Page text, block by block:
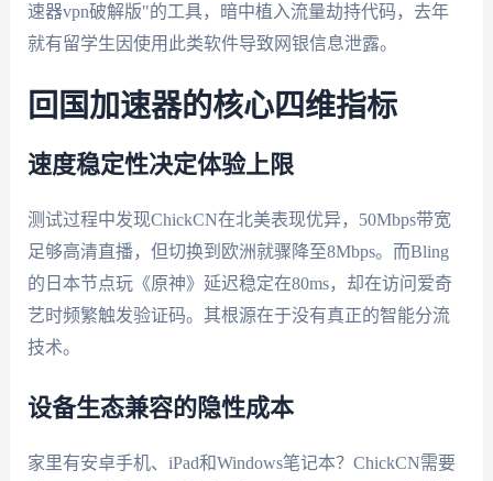
速器vpn破解版"的工具，暗中植入流量劫持代码，去年
就有留学生因使用此类软件导致网银信息泄露。
回国加速器的核心四维指标
速度稳定性决定体验上限
测试过程中发现ChickCN在北美表现优异，50Mbps带宽
足够高清直播，但切换到欧洲就骤降至8Mbps。而Bling
的日本节点玩《原神》延迟稳定在80ms，却在访问爱奇
艺时频繁触发验证码。其根源在于没有真正的智能分流
技术。
设备生态兼容的隐性成本
家里有安卓手机、iPad和Windows笔记本？ChickCN需要